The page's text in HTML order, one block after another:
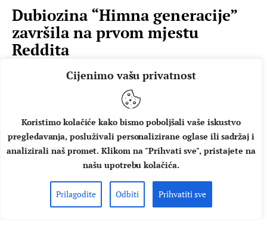
Cijenimo vašu privatnost
Koristimo kolačiće kako bismo poboljšali vaše iskustvo
pregledavanja, posluživali personalizirane oglase ili sadržaj i
analizirali naš promet. Klikom na "Prihvati sve", pristajete na
našu upotrebu kolačića.
Prilagodite Odbiti Prihvatiti sve
Dubiozina “Himna generacije”
završila na prvom mjestu
Reddita
Dok traju posljednje pripreme za natjecanje za najbolju
pjesmu Europe - popularni Eurosong, Internet zajednica
udarila je kontru i održala svoje neslužbeno natjecanje.
Jedna od najpopularnijih stranica na svijetu - Reddit koja
mjesečno ima više od pola milijarde posjeta i više od 200
milijuna aktivnih korisnika, održala je "Eureddision - Song
Contest". Dubioza kolektiv uvjerljivo je pomela
MUSIC BOX 30.04.2018.